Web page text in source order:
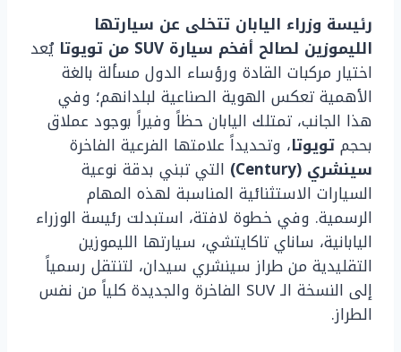
رئيسة وزراء اليابان تتخلى عن سيارتها
الليموزين لصالح أفخم سيارة SUV من تويوتا
يُعد
اختيار مركبات القادة ورؤساء الدول مسألة بالغة
الأهمية تعكس الهوية الصناعية لبلدانهم؛ وفي
هذا الجانب، تمتلك اليابان حظاً وفيراً بوجود عملاق
بحجمتويوتا، وتحديداً علامتها الفرعية الفاخرة
سينشري (Century)
التي تبني بدقة نوعية
السيارات الاستثنائية المناسبة لهذه المهام
الرسمية. وفي خطوة لافتة، استبدلت رئيسة الوزراء
اليابانية، ساناي تاكايتشي، سيارتها الليموزين
التقليدية من طراز سينشري سيدان، لتنتقل رسمياً
إلى النسخة الـ SUV الفاخرة والجديدة كلياً من نفس
الطراز.